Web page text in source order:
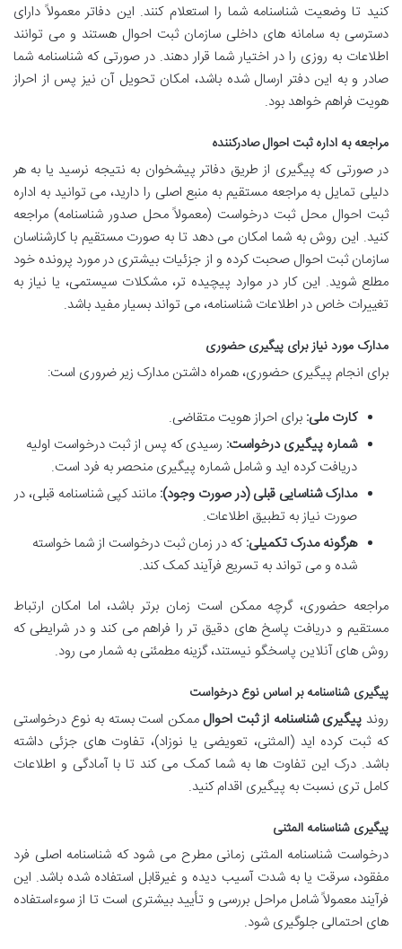
کنید تا وضعیت شناسنامه شما را استعلام کنند. این دفاتر معمولاً دارای
دسترسی به سامانه های داخلی سازمان ثبت احوال هستند و می توانند
اطلاعات به روزی را در اختیار شما قرار دهند. در صورتی که شناسنامه شما
صادر و به این دفتر ارسال شده باشد، امکان تحویل آن نیز پس از احراز
هویت فراهم خواهد بود.
مراجعه به اداره ثبت احوال صادرکننده
در صورتی که پیگیری از طریق دفاتر پیشخوان به نتیجه نرسید یا به هر
دلیلی تمایل به مراجعه مستقیم به منبع اصلی را دارید، می توانید به اداره
ثبت احوال محل ثبت درخواست (معمولاً محل صدور شناسنامه) مراجعه
کنید. این روش به شما امکان می دهد تا به صورت مستقیم با کارشناسان
سازمان ثبت احوال صحبت کرده و از جزئیات بیشتری در مورد پرونده خود
مطلع شوید. این کار در موارد پیچیده تر، مشکلات سیستمی، یا نیاز به
تغییرات خاص در اطلاعات شناسنامه، می تواند بسیار مفید باشد.
مدارک مورد نیاز برای پیگیری حضوری
برای انجام پیگیری حضوری، همراه داشتن مدارک زیر ضروری است:
کارت ملی: برای احراز هویت متقاضی.
شماره پیگیری درخواست: رسیدی که پس از ثبت درخواست اولیه
دریافت کرده اید و شامل شماره پیگیری منحصر به فرد است.
مدارک شناسایی قبلی (در صورت وجود): مانند کپی شناسنامه قبلی، در
صورت نیاز به تطبیق اطلاعات.
هرگونه مدرک تکمیلی:که در زمان ثبت درخواست از شما خواسته
شده و می تواند به تسریع فرآیند کمک کند.
مراجعه حضوری، گرچه ممکن است زمان برتر باشد، اما امکان ارتباط
مستقیم و دریافت پاسخ های دقیق تر را فراهم می کند و در شرایطی که
روش های آنلاین پاسخگو نیستند، گزینه مطمئنی به شمار می رود.
پیگیری شناسنامه بر اساس نوع درخواست
روند پیگیری شناسنامه از ثبت احوال ممکن است بسته به نوع درخواستی
که ثبت کرده اید (المثنی، تعویضی یا نوزاد)، تفاوت های جزئی داشته
باشد. درک این تفاوت ها به شما کمک می کند تا با آمادگی و اطلاعات
کامل تری نسبت به پیگیری اقدام کنید.
پیگیری شناسنامه المثنی
درخواست شناسنامه المثنی زمانی مطرح می شود که شناسنامه اصلی فرد
مفقود، سرقت یا به شدت آسیب دیده و غیرقابل استفاده شده باشد. این
فرآیند معمولاً شامل مراحل بررسی و تأیید بیشتری است تا از سوءاستفاده
های احتمالی جلوگیری شود.